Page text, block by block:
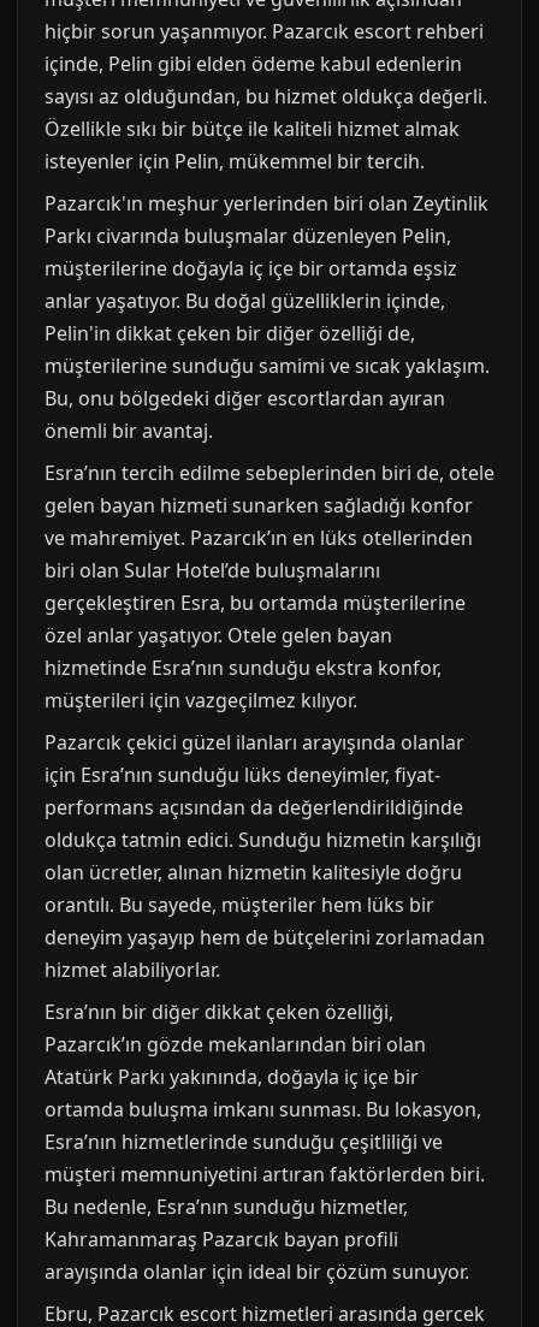
hiçbir sorun yaşanmıyor. Pazarcık escort rehberi
içinde, Pelin gibi elden ödeme kabul edenlerin
sayısı az olduğundan, bu hizmet oldukça değerli.
Özellikle sıkı bir bütçe ile kaliteli hizmet almak
isteyenler için Pelin, mükemmel bir tercih.
Pazarcık'ın meşhur yerlerinden biri olan Zeytinlik
Parkı civarında buluşmalar düzenleyen Pelin,
müşterilerine doğayla iç içe bir ortamda eşsiz
anlar yaşatıyor. Bu doğal güzelliklerin içinde,
Pelin'in dikkat çeken bir diğer özelliği de,
müşterilerine sunduğu samimi ve sıcak yaklaşım.
Bu, onu bölgedeki diğer escortlardan ayıran
önemli bir avantaj.
Esra’nın tercih edilme sebeplerinden biri de, otele
gelen bayan hizmeti sunarken sağladığı konfor
ve mahremiyet. Pazarcık’ın en lüks otellerinden
biri olan Sular Hotel’de buluşmalarını
gerçekleştiren Esra, bu ortamda müşterilerine
özel anlar yaşatıyor. Otele gelen bayan
hizmetinde Esra’nın sunduğu ekstra konfor,
müşterileri için vazgeçilmez kılıyor.
Pazarcık çekici güzel ilanları arayışında olanlar
için Esra’nın sunduğu lüks deneyimler, fiyat-
performans açısından da değerlendirildiğinde
oldukça tatmin edici. Sunduğu hizmetin karşılığı
olan ücretler, alınan hizmetin kalitesiyle doğru
orantılı. Bu sayede, müşteriler hem lüks bir
deneyim yaşayıp hem de bütçelerini zorlamadan
hizmet alabiliyorlar.
Esra’nın bir diğer dikkat çeken özelliği,
Pazarcık’ın gözde mekanlarından biri olan
Atatürk Parkı yakınında, doğayla iç içe bir
ortamda buluşma imkanı sunması. Bu lokasyon,
Esra’nın hizmetlerinde sunduğu çeşitliliği ve
müşteri memnuniyetini artıran faktörlerden biri.
Bu nedenle, Esra’nın sunduğu hizmetler,
Kahramanmaraş Pazarcık bayan profili
arayışında olanlar için ideal bir çözüm sunuyor.
Ebru, Pazarcık escort hizmetleri arasında gercek